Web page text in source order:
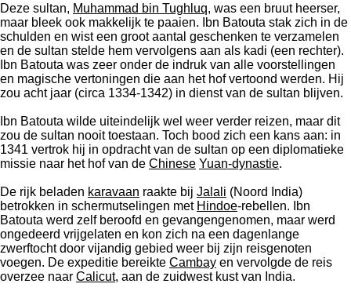
Deze sultan, Muhammad bin Tughluq, was een bruut heerser,
maar bleek ook makkelijk te paaien. Ibn Batouta stak zich in de
schulden en wist een groot aantal geschenken te verzamelen
en de sultan stelde hem vervolgens aan als kadi (een rechter).
Ibn Batouta was zeer onder de indruk van alle voorstellingen
en magische vertoningen die aan het hof vertoond werden. Hij
zou acht jaar (circa 1334-1342) in dienst van de sultan blijven.
Ibn Batouta wilde uiteindelijk wel weer verder reizen, maar dit
zou de sultan nooit toestaan. Toch bood zich een kans aan: in
1341 vertrok hij in opdracht van de sultan op een diplomatieke
missie naar het hof van de Chinese Yuan-dynastie.
De rijk beladen karavaan raakte bij Jalali (Noord India)
betrokken in schermutselingen met Hindoe-rebellen. Ibn
Batouta werd zelf beroofd en gevangengenomen, maar werd
ongedeerd vrijgelaten en kon zich na een dagenlange
zwerftocht door vijandig gebied weer bij zijn reisgenoten
voegen. De expeditie bereikte Cambay en vervolgde de reis
overzee naar Calicut, aan de zuidwest kust van India.